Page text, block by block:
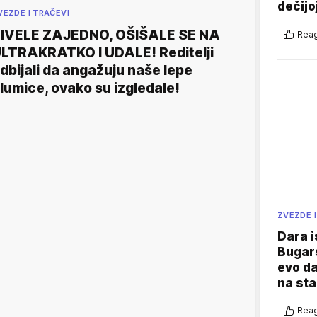
I TRAČEVI
ZAJEDNO, OŠIŠALE SE NA
I UDALE! Reditelji
da angažuju naše lepe
ovako su izgledale!
ZVEZDE
Dara
evo
na